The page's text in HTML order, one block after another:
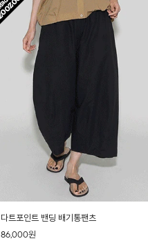
다트포인트 밴딩 배기통팬츠
86,000원